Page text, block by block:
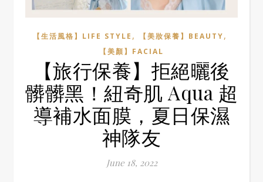
【生活風格】LIFE STYLE , 【美妝保養】BEAUTY,
【美顏】FACIAL
【旅行保養】拒絕曬後
髒髒黑！紐奇肌 Aqua 超
導補水面膜，夏日保濕
神隊友
June 18, 2022